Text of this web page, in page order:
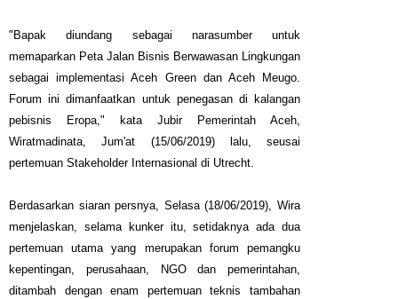
"Bapak diundang sebagai narasumber untuk
memaparkan Peta Jalan Bisnis Berwawasan Lingkungan
sebagai implementasi Aceh Green dan Aceh Meugo.
Forum ini dimanfaatkan untuk penegasan di kalangan
pebisnis Eropa," kata Jubir Pemerintah Aceh,
Wiratmadinata, Jum'at (15/06/2019) lalu, seusai
pertemuan Stakeholder Internasional di Utrecht.
Berdasarkan siaran persnya, Selasa (18/06/2019), Wira
menjelaskan, selama kunker itu, setidaknya ada dua
pertemuan utama yang merupakan forum pemangku
kepentingan, perusahaan, NGO dan pemerintahan,
ditambah dengan enam pertemuan teknis tambahan